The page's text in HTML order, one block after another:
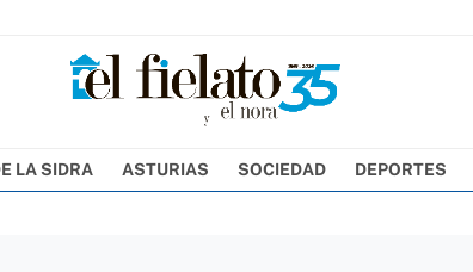
LA SIDRA ASTURIAS SOCIEDAD DEPORTES